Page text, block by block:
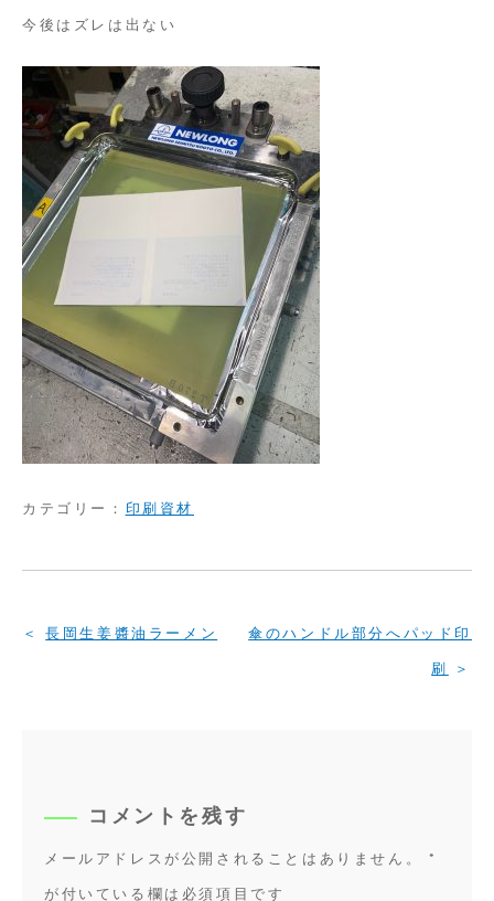
今後はズレは出ない
カテゴリー： 印刷資材
投
シ
長岡生姜醬油ラーメン
傘のハンドル部分へパッド印
刷
コメントを残す
メールアドレスが公開されることはありません。
*
が付いている欄は必須項目です